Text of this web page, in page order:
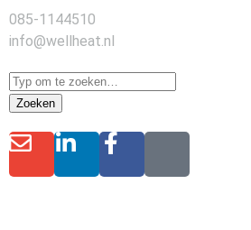
085-1144510
info@wellheat.nl
Zoeken